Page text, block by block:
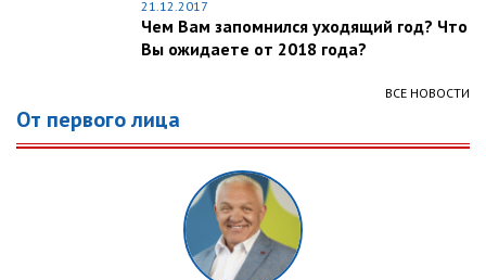
21.12.2017
Чем Вам запомнился уходящий год? Что
Вы ожидаете от 2018 года?
ВСЕ НОВОСТИ
От первого лица